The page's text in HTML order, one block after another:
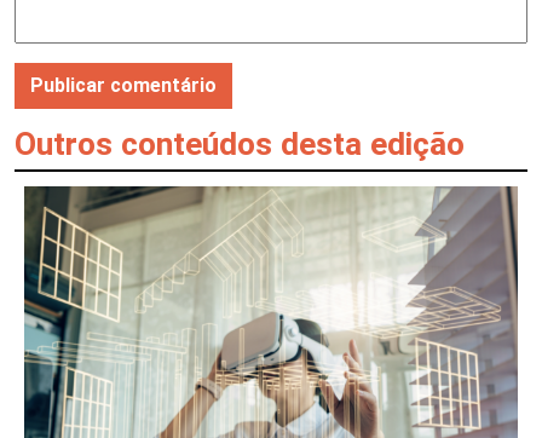
Outros conteúdos desta edição